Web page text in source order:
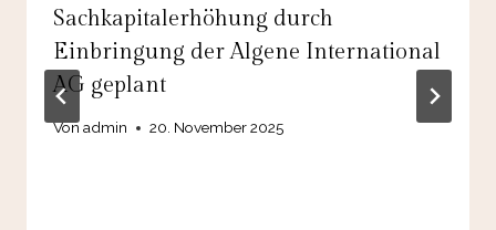
Sachkapitalerhöhung durch
Einbringung der Algene International
AG geplant
Vonadmin 20. November 2025